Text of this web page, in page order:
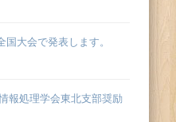
国大会で発表します。
報処理学会東北支部奨励